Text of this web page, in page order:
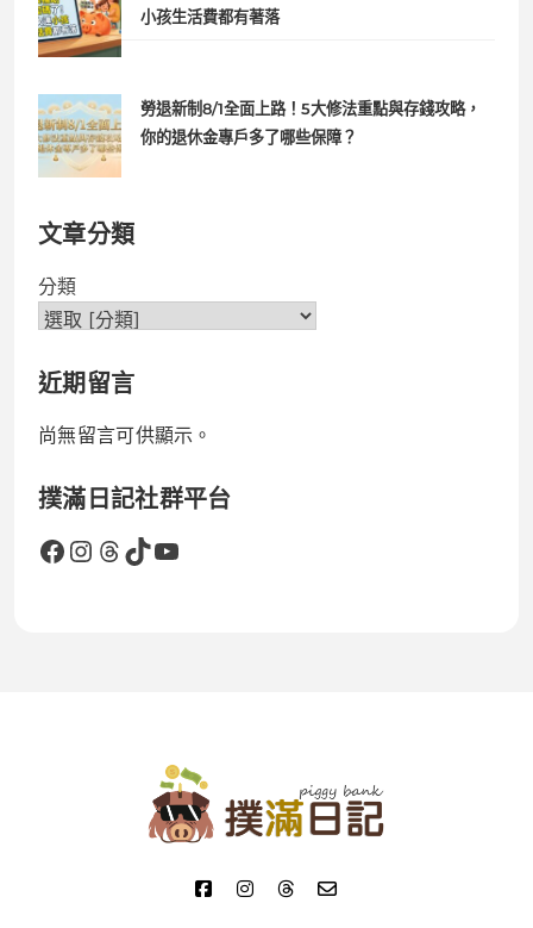
小孩生活費都有著落
勞退新制8/1全面上路！5大修法重點與存錢攻略，
你的退休金專戶多了哪些保障？
文章分類
分類
近期留言
尚無留言可供顯示。
撲滿日記社群平台
Facebook
Instagram
Threads
TikTok
YouTube
撲滿日記